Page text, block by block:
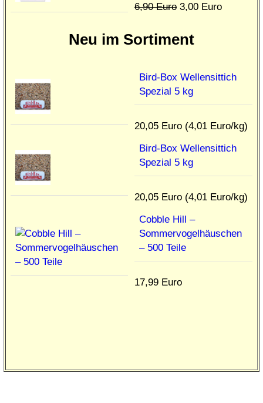
6,90 Euro 3,00 Euro
Neu im Sortiment
Bird-Box Wellensittich
Spezial 5 kg
20,05 Euro (4,01 Euro/kg)
Bird-Box Wellensittich
Spezial 5 kg
20,05 Euro (4,01 Euro/kg)
Cobble Hill –
Sommervogelhäuschen
– 500 Teile
17,99 Euro